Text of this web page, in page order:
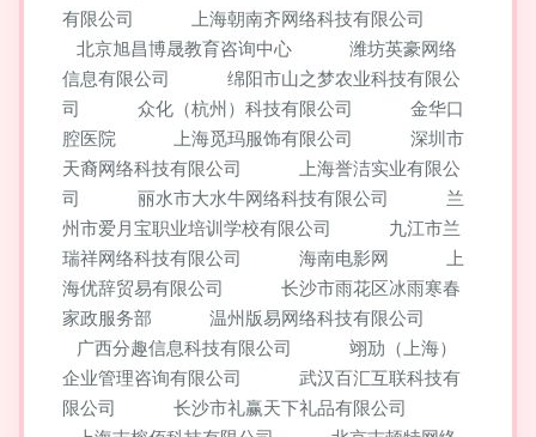
有限公司
上海朝南齐网络科技有限公司
北京旭昌博晟教育咨询中心
潍坊英豪网络
信息有限公司
绵阳市山之梦农业科技有限公
司
众化（杭州）科技有限公司
金华口
腔医院
上海觅玛服饰有限公司
深圳市
天裔网络科技有限公司
上海誉洁实业有限公
司
丽水市大水牛网络科技有限公司
兰
州市爱月宝职业培训学校有限公司
九江市兰
瑞祥网络科技有限公司
海南电影网
上
海优辞贸易有限公司
长沙市雨花区冰雨寒春
家政服务部
温州版易网络科技有限公司
广西分趣信息科技有限公司
翊劢（上海）
企业管理咨询有限公司
武汉百汇互联科技有
限公司
长沙市礼赢天下礼品有限公司